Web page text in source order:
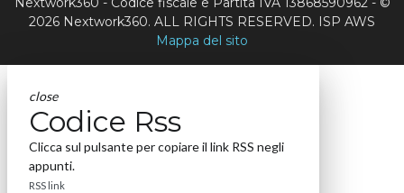
2026 Nextwork360. ALL RIGHTS RESERVED. ISP AWS
Mappa del sito
close
Codice Rss
Clicca sul pulsante per copiare il link RSS negli
appunti.
RSS link